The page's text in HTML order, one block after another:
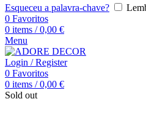
Esqueceu a palavra-chave?
0 Favoritos
0 items / 0,00 €
Menu
Login / Register
0 Favoritos
0 items / 0,00 €
Sold out